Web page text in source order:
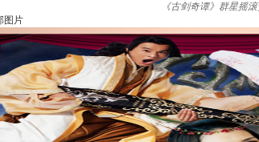
《古剑奇谭》群星摇
图片